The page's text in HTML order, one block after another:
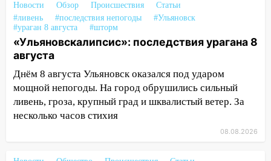
14:16
Шторм продолжает ломать город:
на улице Любови Шевцовой рухнул
светофор
14:14
мошенники под видом преподавателя
14:12 Куда жаловаться ульяновцам на
упавшее дерево или затопленную улицу
Новости Обзор Происшествия
Статьи
#ливень
#последствия непогоды
#Ульяновск
#ураган 8 августа
#шторм
«Ульяновскалипсис»: последствия урагана 8
августа
Днём 8 августа Ульяновск оказался под ударом
мощной непогоды. На город обрушились сильный
ливень, гроза, крупный град и шквалистый ветер. За
несколько часов стихия
08.08.2026